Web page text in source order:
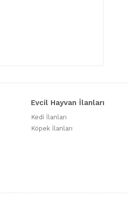
Evcil Hayvan İlanları
Kedi İlanları
Köpek İlanları